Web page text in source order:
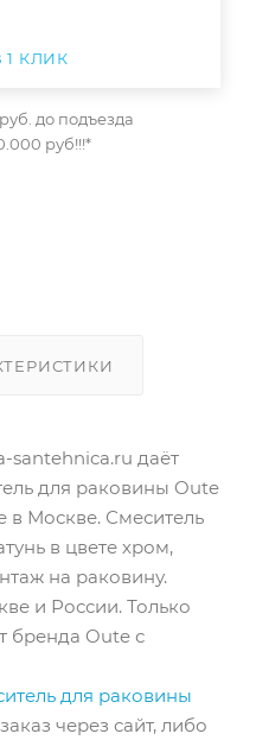
1 КЛИК
до подъезда
руб!!!*
santehnica.ru даёт
для раковины Oute
в Москве. Смеситель
в цвете хром,
на раковину.
и России. Только
бренда Oute с
для раковины
через сайт, либо